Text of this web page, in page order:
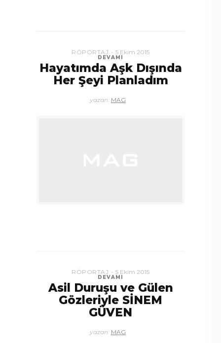
DEVAMI
RÖPORTAJ 5 Ekim 2015
Hayatımda Aşk Dışında
Her Şeyi Planladım
yazan: MAG
DEVAMI
RÖPORTAJ 5 Ekim 2015
Asil Duruşu ve Gülen
Gözleriyle SİNEM
GÜVEN
yazan: MAG